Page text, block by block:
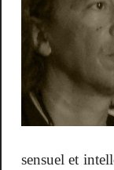
sensuel et